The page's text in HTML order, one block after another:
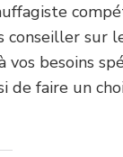
conseiller sur
vos besoins
de faire un